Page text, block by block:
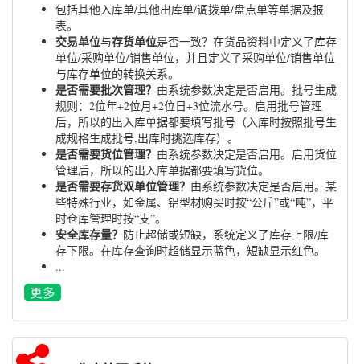
包括其他入库单/其他出库单/调拨单/盘点单等单据及报
表。
交易单位与存货单位是否一致？在货品资料中定义了库存
单位/采购单位/销售单位，并且定义了采购单位/销售单位
与库存单位的转换关系。
是否需要批次管理？ 由系统参数决定是否启用。批号生成
规则：2位年+2位月+2位日+3位流水号。启用批号管理
后，所以的出入库单据都要填写批号（入库时按照批号生
成规格生成批号,出库时挑选库存）。
是否需要货位管理？ 由系统参数决定是否启用。启用货位
管理后，所以的出入库单据都要填写货位。
是否需要存货双单位管理？ 由系统参数决定是否启用。某
些特殊行业，如金属、铝型材购买时按“公斤”或“吨”，平
时仓库管理时按“支”。
安全库存量？ 防止超储或短缺，系统定义了库存上限/库
存下限。在库存查询时超储显示蓝色，短缺显示红色。
...